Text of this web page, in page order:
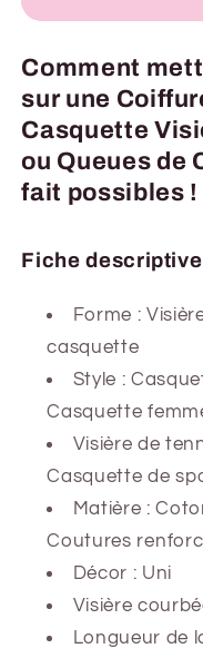
Comment
sur une
Casquette
ou Queues de
fait possibles !
Fiche descriptive
Forme :
casquette
Style :
Casquette
Visière de
Casquette de
Matière :
Coutures
Décor : Uni
Visière
Longueur de